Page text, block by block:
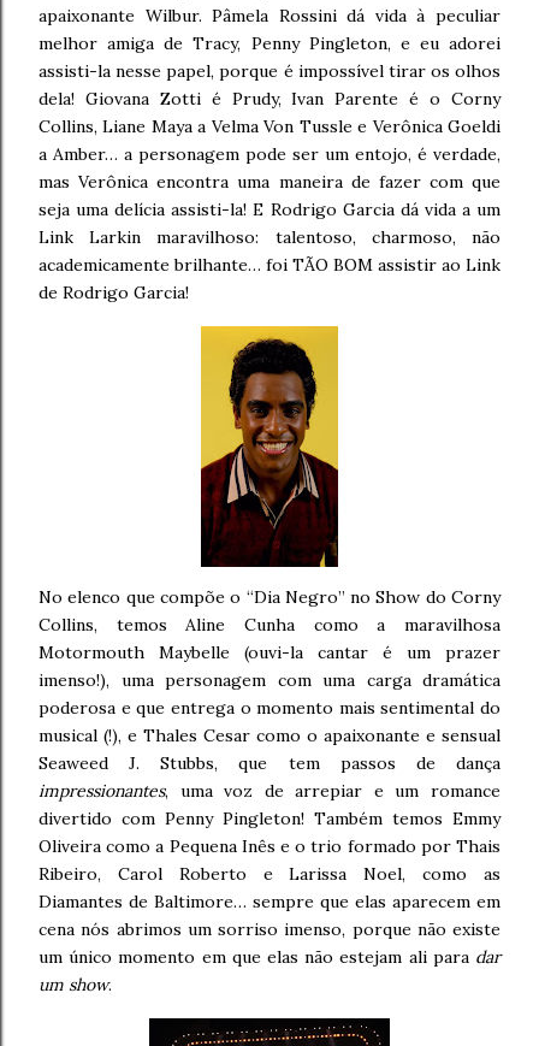
apaixonante Wilbur. Pâmela Rossini dá vida à peculiar
melhor amiga de Tracy, Penny Pingleton, e eu adorei
assisti-la nesse papel, porque é impossível tirar os olhos
dela! Giovana Zotti é Prudy, Ivan Parente é o Corny
Collins, Liane Maya a Velma Von Tussle e Verônica Goeldi
a Amber… a personagem pode ser um entojo, é verdade,
mas Verônica encontra uma maneira de fazer com que
seja uma delícia assisti-la! E Rodrigo Garcia dá vida a um
Link Larkin maravilhoso: talentoso, charmoso, não
academicamente brilhante… foi TÃO BOM assistir ao Link
de Rodrigo Garcia!
No elenco que compõe o “Dia Negro” no Show do Corny
Collins, temos Aline Cunha como a maravilhosa
Motormouth Maybelle (ouvi-la cantar é um prazer
imenso!), uma personagem com uma carga dramática
poderosa e que entrega o momento mais sentimental do
musical (!), e Thales Cesar como o apaixonante e sensual
Seaweed J. Stubbs, que tem passos de dança
impressionantes, uma voz de arrepiar e um romance
divertido com Penny Pingleton! Também temos Emmy
Oliveira como a Pequena Inês e o trio formado por Thais
Ribeiro, Carol Roberto e Larissa Noel, como as
Diamantes de Baltimore… sempre que elas aparecem em
cena nós abrimos um sorriso imenso, porque não existe
um único momento em que elas não estejam ali para dar
um show.